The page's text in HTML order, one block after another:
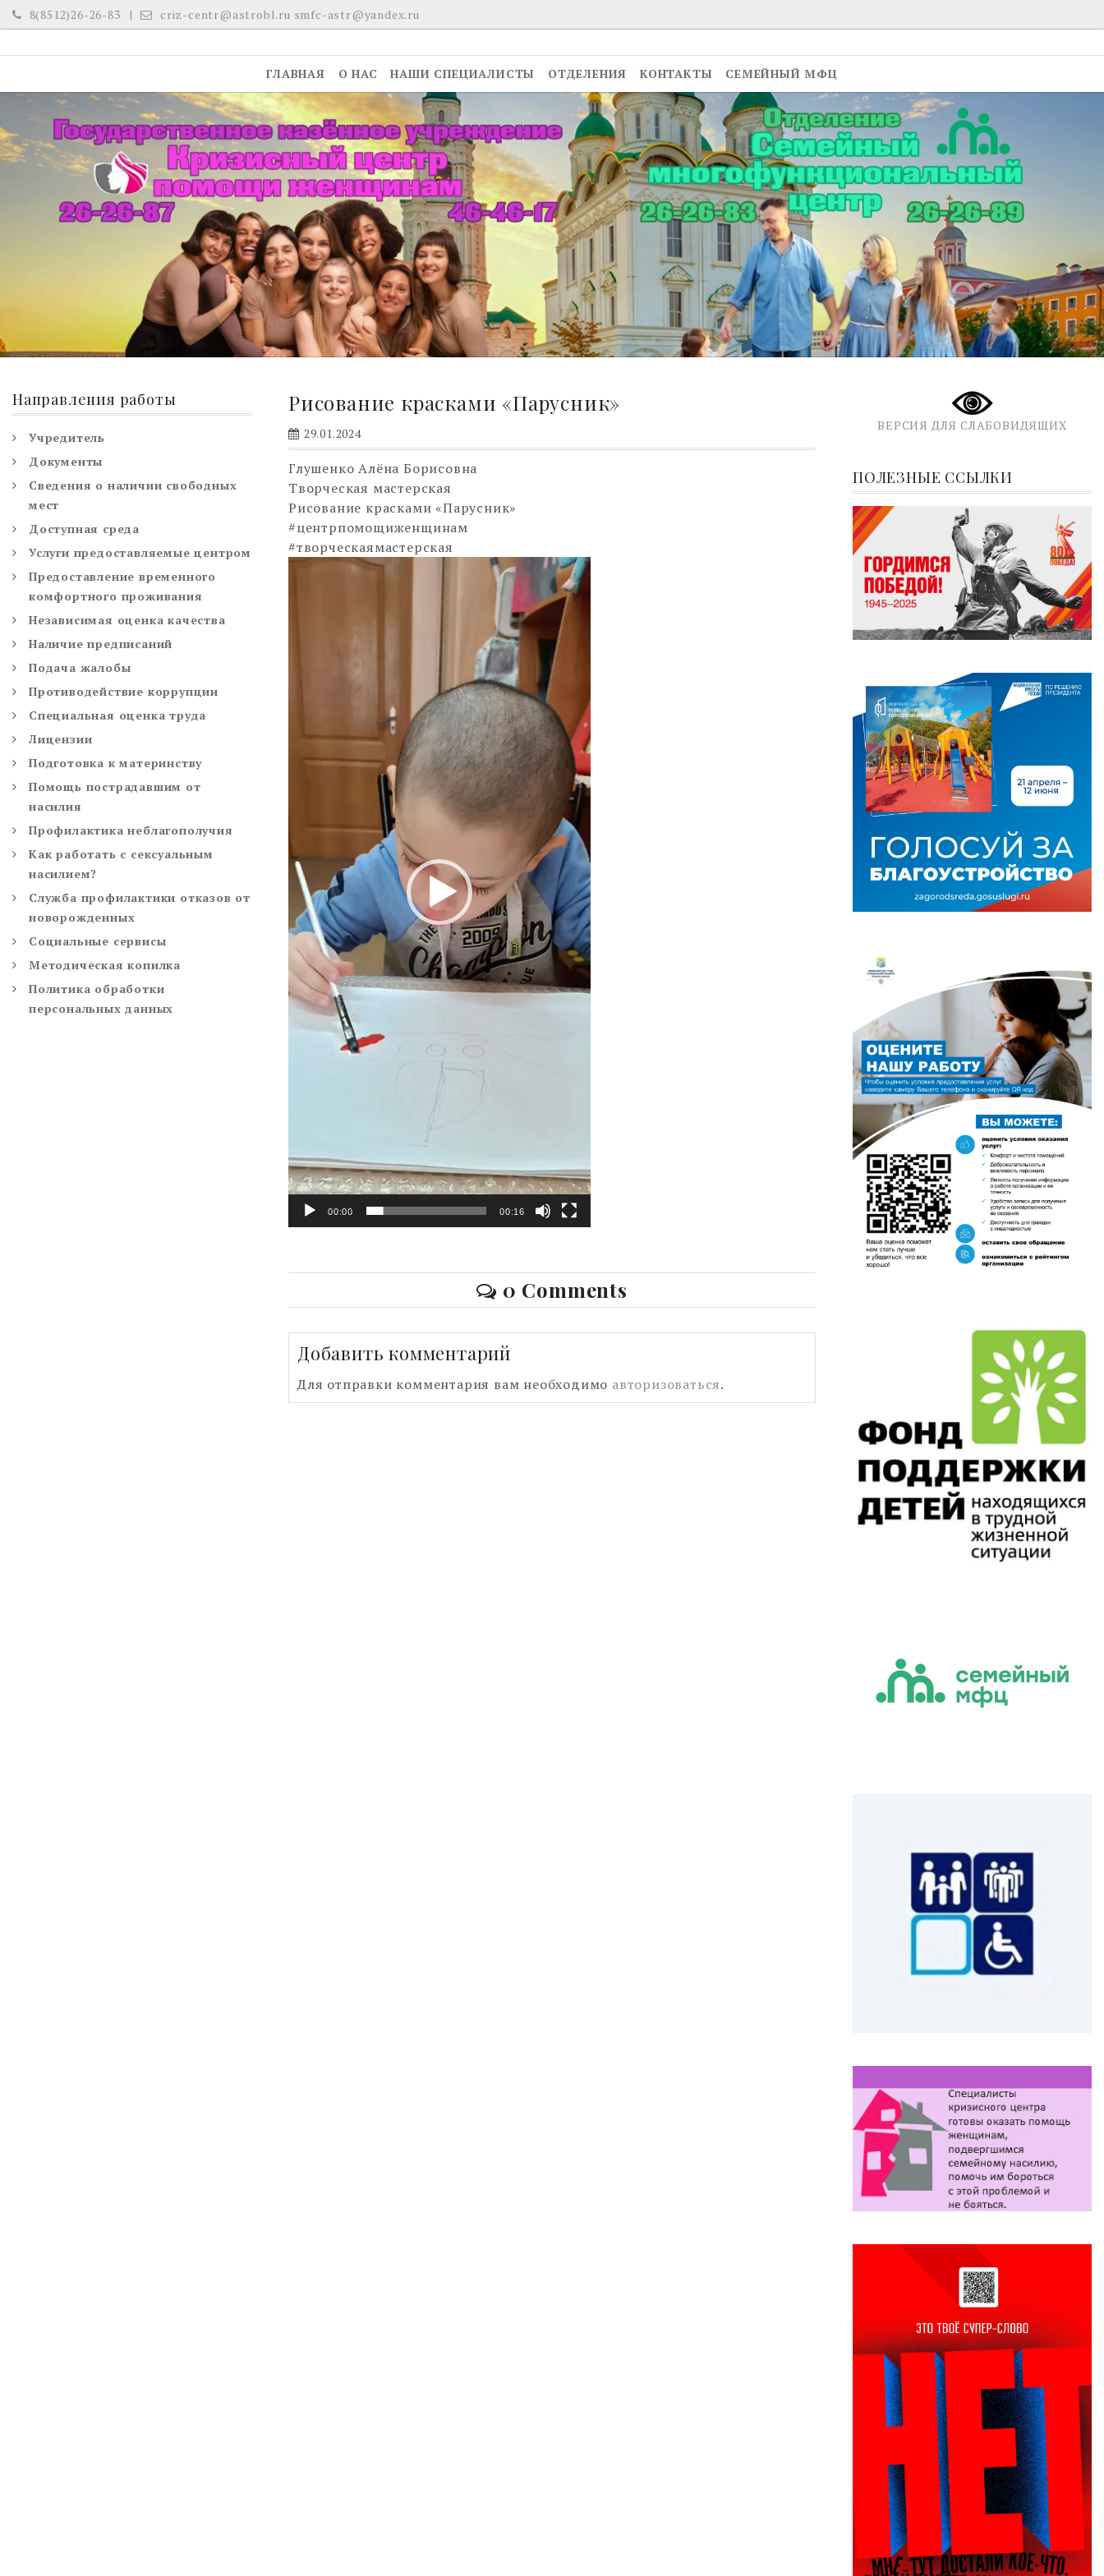
Skip
to
8(8512)26-26-83 criz-centr@astrobl.ru smfc-astr@yandex.ru
ГЛАВНАЯ О НАС НАШИ СПЕЦИАЛИСТЫ ОТДЕЛЕНИЯ КОНТАКТЫ СЕМЕЙНЫЙ МФЦ
Рисование красками «Парусник»
29.01.2024
Глушенко Алёна Борисовна
Творческая мастерская
Рисование красками «Парусник»
#центрпомощиженщинам
#творческаямастерская
Видеоплеер
00:00 00:16
0 Comments
Добавить комментарий
Для отправки комментария вам необходимо авторизоваться.
Направления работы
Учредитель
Документы
Сведения о наличии свободных
мест
Доступная среда
Услуги предоставляемые центром
Предоставление временного
комфортного проживания
Независимая оценка качества
Наличие предписаний
Подача жалобы
Противодействие коррупции
Специальная оценка труда
Лицензии
Подготовка к материнству
Помощь пострадавшим от
насилия
Профилактика неблагополучия
Как работать с сексуальным
насилием?
Служба профилактики отказов от
новорожденных
Социальные сервисы
Методическая копилка
Политика обработки
персональных данных
ВЕРСИЯ ДЛЯ СЛАБОВИДЯЩИХ
ПОЛЕЗНЫЕ ССЫЛКИ